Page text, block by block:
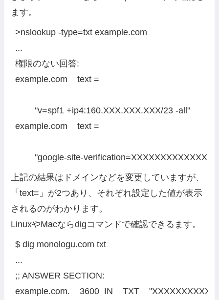
ます。
>nslookup -type=txt example.com
...
権限のない回答:
example.com    text =
        "v=spf1 +ip4:160.XXX.XXX.XXX/23 -all"
example.com    text =
"google-site-
上記の結果はドメインなどを変更していますが、
「text=」が2つあり、それぞれ設定した値が表示
されるのがわかります。
LinuxやMacならdigコマンドで確認できるます。
$ dig monologu.com txt
...
;; ANSWER SECTION:
example.com.    3600  IN    TXT